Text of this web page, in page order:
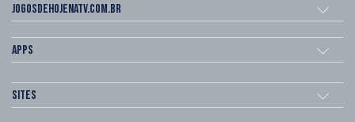
Jogosdehojenatv.com.br
Apps
Sites